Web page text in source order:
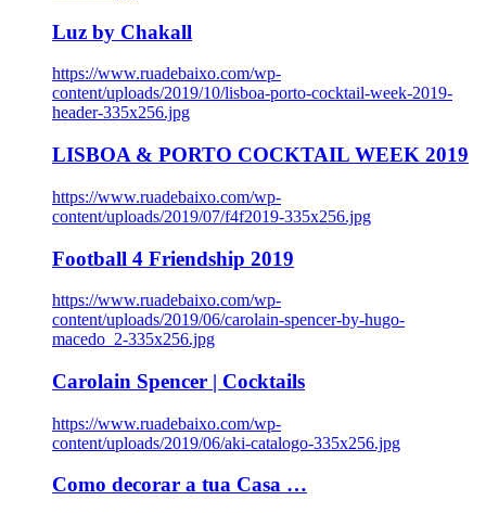
Luz by Chakall
https://www.ruadebaixo.com/wp-
content/uploads/2019/10/lisboa-porto-cocktail-week-2019-
header-335x256.jpg
LISBOA & PORTO COCKTAIL WEEK 2019
https://www.ruadebaixo.com/wp-
content/uploads/2019/07/f4f2019-335x256.jpg
Football 4 Friendship 2019
https://www.ruadebaixo.com/wp-
content/uploads/2019/06/carolain-spencer-by-hugo-
macedo_2-335x256.jpg
Carolain Spencer | Cocktails
https://www.ruadebaixo.com/wp-
content/uploads/2019/06/aki-catalogo-335x256.jpg
Como decorar a tua Casa …